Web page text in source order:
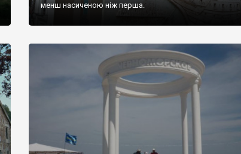
менш насиченою ніж перша.